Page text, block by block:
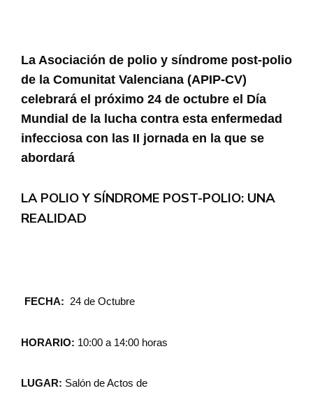
La Asociación de polio y síndrome post-polio
de la Comunitat Valenciana (APIP-CV)
celebrará el próximo 24 de octubre el Día
Mundial de la lucha contra esta enfermedad
infecciosa con las II jornada en la que se
abordará
LA POLIO Y SÍNDROME POST-POLIO: UNA
REALIDAD
FECHA: 24 de Octubre
HORARIO: 10:00 a 14:00 horas
LUGAR: Salón de Actos de